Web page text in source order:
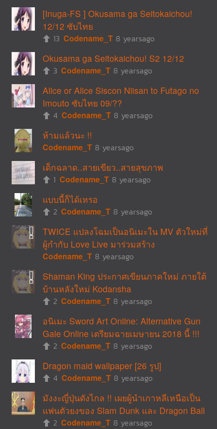
[Inuga-FS ] Okusama ga Seitokaichou!
12/12 ซับไทย
13 Codename_T 8 yearsago
Okusama ga Seitokaichou! S2 12/12
3 Codename_T 8 yearsago
Alice or Alice Siscon Niisan to Futago no
Imouto ซับไทย 09/??
4 Codename_T 8 yearsago
ห้ามแล้วนะ !!
Codename_T 8 yearsago
เด็กฉลาด..สายเขียว..สายสุขภาพ
1 Codename_T 8 yearsago
แบบนี้ก็ได้เหรอ
2 Codename_T 8 yearsago
TWICE แปลงโฉมเป็นอนิเมะใน MV ตัวใหม่ที่
ผู้กำกับ Love Live มาร่วมสร้าง
Codename_T 8 yearsago
Shaman King ประกาศเขียนภาคใหม่ ภายใต้
บ้านหลังใหม่ Kodansha
2 Codename_T 8 yearsago
อนิเมะ Sword Art Online: Alternative Gun
Gale Online เตรียมฉายเมษายน 2018 นี้ !!!
2 Codename_T 8 yearsago
Dragon maid wallpaper [26 รูป]
4 Codename_T 8 yearsago
มังงะญี่ปุ่นดังไกล !! เผยผู้นำเกาหลีเหนือเป็น
แฟนตัวยงของ Slam Dunk และ Dragon Ball
2 Codename_T 8 yearsago